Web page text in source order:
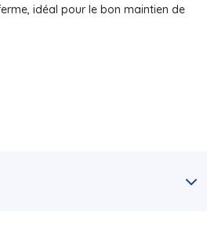
idéal pour le bon maintien de